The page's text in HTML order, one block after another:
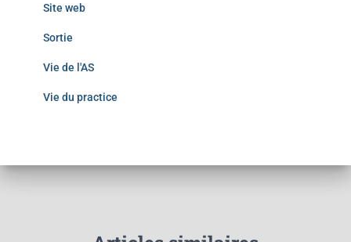
Site web
Sortie
Vie de l'AS
Vie du practice